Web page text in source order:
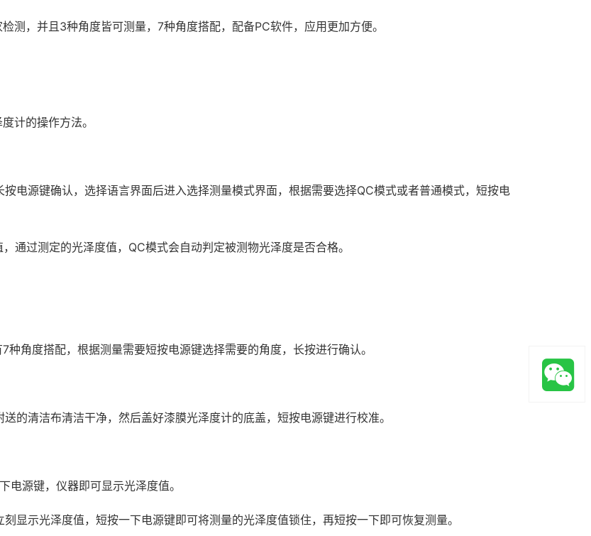
测，并且3种角度皆可测量，7种角度搭配，配备PC软件，应用更加方便。
计的操作方法。
电源键确认，选择语言界面后进入选择测量模式界面，根据需要选择QC模式或者普通模式，短按电
通过测定的光泽度值，QC模式会自动判定被测物光泽度是否合格。
角度搭配，根据测量需要短按电源键选择需要的角度，长按进行确认。
的清洁布清洁干净，然后盖好漆膜光泽度计的底盖，短按电源键进行校准。
电源键，仪器即可显示光泽度值。
显示光泽度值，短按一下电源键即可将测量的光泽度值锁住，再短按一下即可恢复测量。